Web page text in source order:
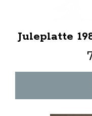
Juleplatte